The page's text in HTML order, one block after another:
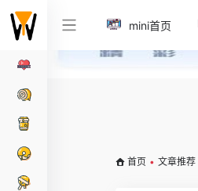
mini首页
首页 • 文章推荐